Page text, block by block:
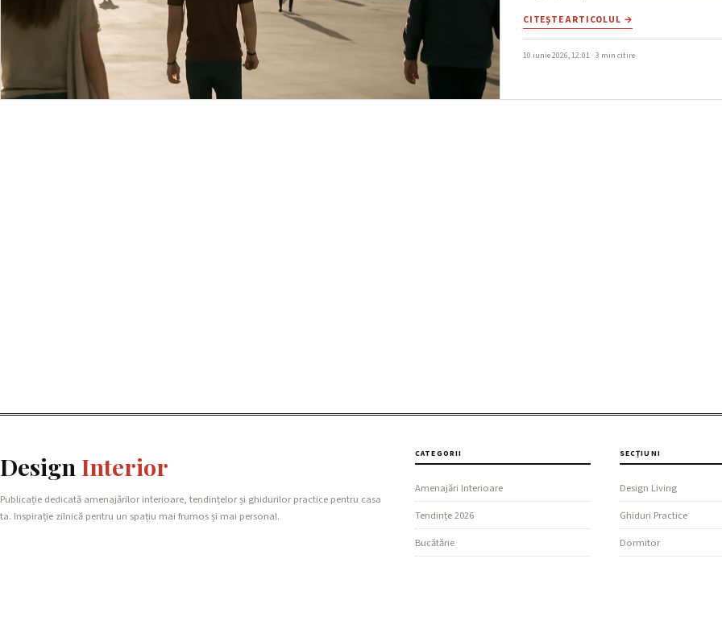
CITEŞTE ARTICOLUL →
10 iunie 2026, 12:01 · 3 min citire
Design Interior
Publicație dedicată amenajărilor interioare, tendințelor și ghidurilor practice pentru casa
ta. Inspirație zilnică pentru un spațiu mai frumos și mai personal.
CATEGORII
Amenajări Interioare
Tendințe 2026
Bucătărie
SECȚIUNI
Design Living
Ghiduri Practice
Dormitor